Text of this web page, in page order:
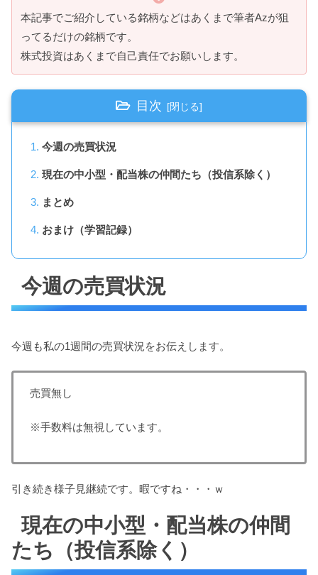
本記事でご紹介している銘柄などはあくまで筆者Azが狙
ってるだけの銘柄です。
株式投資はあくまで自己責任でお願いします。
目次
今週の売買状況
現在の中小型・配当株の仲間たち（投信系除く）
まとめ
おまけ（学習記録）
今週の売買状況
今週も私の1週間の売買状況をお伝えします。
売買無し
※手数料は無視しています。
引き続き様子見継続です。暇ですね・・・ｗ
現在の中小型・配当株の仲間
たち（投信系除く）